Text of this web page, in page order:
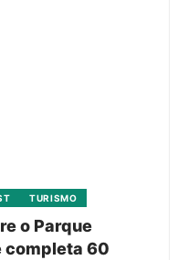
TURISMO
o Parque
completa 60